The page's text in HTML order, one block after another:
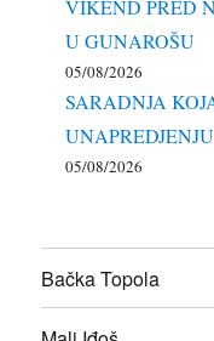
VIKEND PRED
U GUNAROŠU
05/08/2026
SARADNJA
05/08/2026
Bačka Topola